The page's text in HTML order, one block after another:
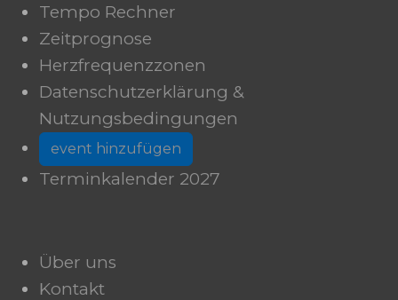
Tempo Rechner
Zeitprognose
Herzfrequenzzonen
Datenschutzerklärung &
Nutzungsbedingungen
event hinzufügen
Terminkalender 2027
Über uns
Kontakt